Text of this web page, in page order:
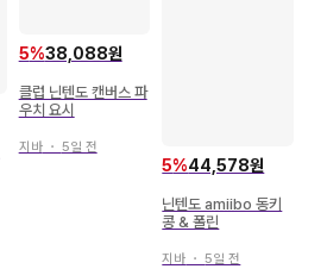
5%38,088원
클럽 닌텐도 캔버스 파
우치 요시
지바・ 5일 전
5%44,578원
닌텐도 amiibo 동키
콩 & 폴린
지바 ・5일 전